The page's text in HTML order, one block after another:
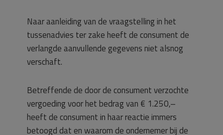
Naar aanleiding van de vraagstelling in het
tussenadvies ter zake heeft de consument de
verlangde aanvullende gegevens niet alsnog
verschaft.
Betreffende de door de consument verzochte
vergoeding voor het bedrag van € 1.250,–
heeft de consument in haar reactie immers
betoogd dat en waarom de ondernemer bij de